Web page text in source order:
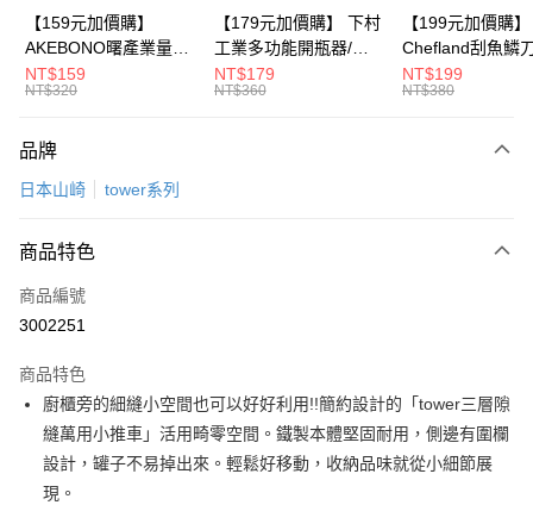
全盈+PAY
大哥付你分期
相關說明
2.付款方式選擇「大哥付你分期」，訂單成立後會自動跳轉到大哥付的交易
成交易。
4.訂單成立30分鐘內，如未前往確認交易或遇審核未通過，訂單將自動取
消。如遇「轉專審核」未通過狀況，表示未達大哥付你分期系統評分，恕無
【繳款方式說明】
1.分期款項不併入電信帳單，「大哥付你分期」於每月結算日後寄送繳費提
2.透過簡訊連結打開帳單後，可選擇「超商條碼／台灣大直營門市／銀行轉
【注意事項】
1.本服務係由「台灣大哥大股份有限公司」（以下簡稱本公司）所提供，讓
用戶於交易時，得透過本服務購買商品或服務，並由商店將買賣／分期付款
買賣價金債權讓與本公司後，依約使用本公司帳單繳交帳款。
運送方式
每筆NT$150，滿NT$299(含以上)免運費
【159元加價購】
AKEBONO曙產業量米
杯漏斗組(白)/量米杯/
米桶/量米用具/任二件8
NT$159
NT$320
【179元加價購】 下村
工業多功能開瓶器/開
瓶器/餐廚用品/料理道
具/任二件8折
NT$179
NT$360
【199元加價購】
Chefland刮魚鱗
魚鱗器/廚房用品/
道具/任二件8折
NT$199
NT$380
品牌
日本山崎 tower系列
商品特色
商品編號
3002251
商品特色
廚櫃旁的細縫小空間也可以好好利用!!簡約設計的「tower三層隙
縫萬用小推車」活用畸零空間。鐵製本體堅固耐用，側邊有圍欄
設計，罐子不易掉出來。輕鬆好移動，收納品味就從小細節展
現。